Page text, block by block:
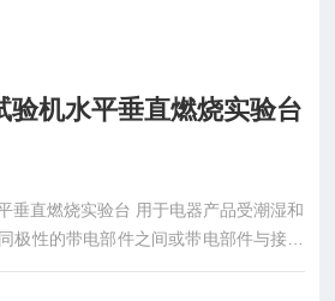
验机水平垂直燃烧实验台
垂直燃烧实验台 用于电器产品受潮湿和
极性的带电部件之间或带电部件与接地
绝缘上的漏电，产生的电弧对电器造成